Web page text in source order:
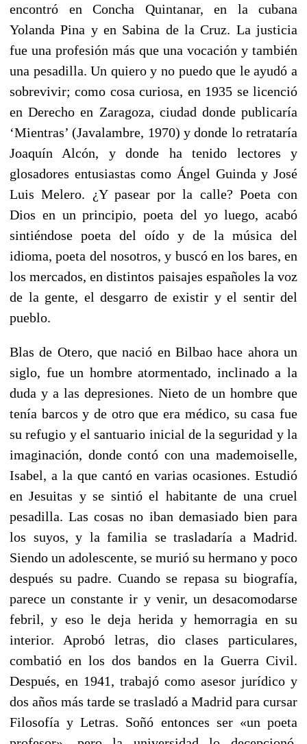
encontró en Concha Quintanar, en la cubana
Yolanda Pina y en Sabina de la Cruz. La justicia
fue una profesión más que una vocación y también
una pesadilla. Un quiero y no puedo que le ayudó a
sobrevivir; como cosa curiosa, en 1935 se licenció
en Derecho en Zaragoza, ciudad donde publicaría
‘Mientras’ (Javalambre, 1970) y donde lo retrataría
Joaquín Alcón, y donde ha tenido lectores y
glosadores entusiastas como Ángel Guinda y José
Luis Melero. ¿Y pasear por la calle? Poeta con
Dios en un principio, poeta del yo luego, acabó
sintiéndose poeta del oído y de la música del
idioma, poeta del nosotros, y buscó en los bares, en
los mercados, en distintos paisajes españoles la voz
de la gente, el desgarro de existir y el sentir del
pueblo.
Blas de Otero, que nació en Bilbao hace ahora un
siglo, fue un hombre atormentado, inclinado a la
duda y a las depresiones. Nieto de un hombre que
tenía barcos y de otro que era médico, su casa fue
su refugio y el santuario inicial de la seguridad y la
imaginación, donde contó con una mademoiselle,
Isabel, a la que cantó en varias ocasiones. Estudió
en Jesuitas y se sintió el habitante de una cruel
pesadilla. Las cosas no iban demasiado bien para
los suyos, y la familia se trasladaría a Madrid.
Siendo un adolescente, se murió su hermano y poco
después su padre. Cuando se repasa su biografía,
parece un constante ir y venir, un desacomodarse
febril, y eso le deja herida y hemorragia en su
interior. Aprobó letras, dio clases particulares,
combatió en los dos bandos en la Guerra Civil.
Después, en 1941, trabajó como asesor jurídico y
dos años más tarde se trasladó a Madrid para cursar
Filosofía y Letras. Soñó entonces ser «un poeta